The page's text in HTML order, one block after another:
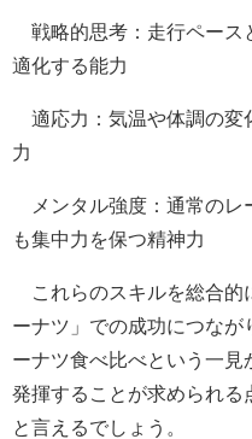
戦略的思考：走行ペース
適化する能力
適応力：気温や体調の変
力
メンタル強度：通常のレ
も集中力を保つ精神力
これらのスキルを総合的
ーナツ」での成功につなが
ーナツ食べ比べという一見
発揮することが求められる
と言えるでしょう。